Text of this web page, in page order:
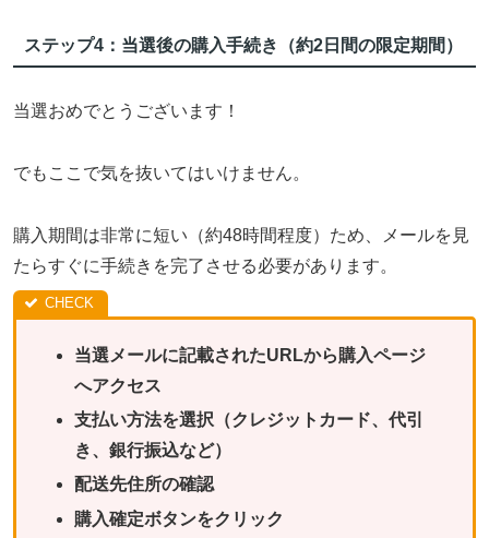
ステップ4：当選後の購入手続き（約2日間の限定期間）
当選おめでとうございます！
でもここで気を抜いてはいけません。
購入期間は非常に短い（約48時間程度）ため、メールを見
たらすぐに手続きを完了させる必要があります。
当選メールに記載されたURLから購入ページ
へアクセス
支払い方法を選択（クレジットカード、代引
き、銀行振込など）
配送先住所の確認
購入確定ボタンをクリック